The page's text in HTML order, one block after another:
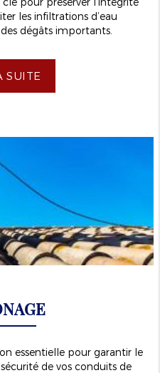
les infiltrations d’eau
dégâts importants.
SUITE
essentielle pour garantir le
de vos conduits de